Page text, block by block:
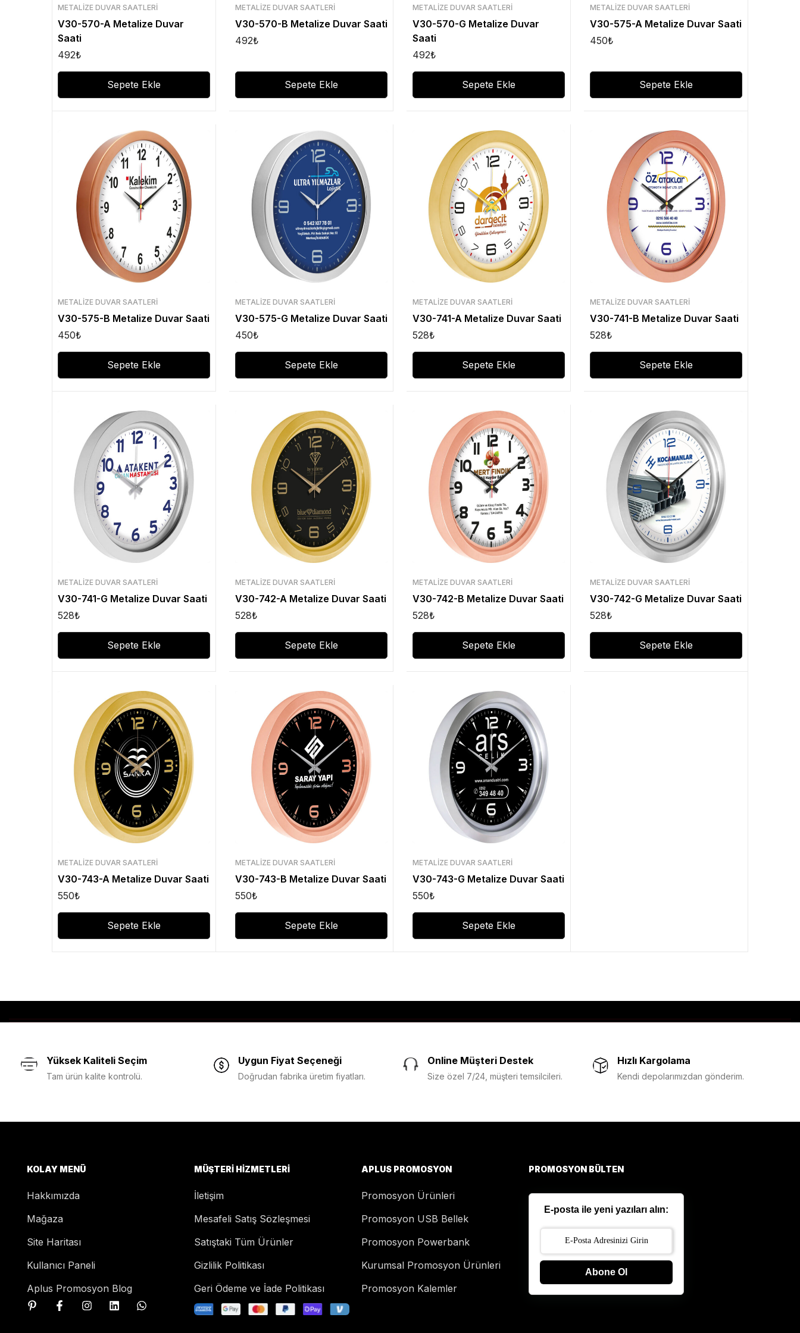
METALIZE DUVAR SAATLERI
V30-570-A Metalize Duvar
Saati
492₺
Sepete Ekle
METALIZE DUVAR SAATLERI
V30-570-B Metalize Duvar Saati
492₺
Sepete Ekle
METALIZE DUVAR SAATLERI
V30-570-G Metalize Duvar
Saati
492₺
Sepete Ekle
METALIZE DUVAR SAATLERI
V30-575-A Metalize Duvar Saati
450₺
Sepete Ekle
METALIZE DUVAR SAATLERI
V30-575-B Metalize Duvar Saati
450₺
Sepete Ekle
METALIZE DUVAR SAATLERI
V30-575-G Metalize Duvar Saati
450₺
Sepete Ekle
METALIZE DUVAR SAATLERI
V30-741-A Metalize Duvar Saati
528₺
Sepete Ekle
METALIZE DUVAR SAATLERI
V30-741-B Metalize Duvar Saati
528₺
Sepete Ekle
METALIZE DUVAR SAATLERI
V30-741-G Metalize Duvar Saati
528₺
Sepete Ekle
METALIZE DUVAR SAATLERI
V30-742-A Metalize Duvar Saati
528₺
Sepete Ekle
METALIZE DUVAR SAATLERI
V30-742-B Metalize Duvar Saati
528₺
Sepete Ekle
METALIZE DUVAR SAATLERI
V30-742-G Metalize Duvar Saati
528₺
Sepete Ekle
METALIZE DUVAR SAATLERI
V30-743-A Metalize Duvar Saati
550₺
Sepete Ekle
METALIZE DUVAR SAATLERI
V30-743-B Metalize Duvar Saati
550₺
Sepete Ekle
METALIZE DUVAR SAATLERI
V30-743-G Metalize Duvar Saati
550₺
Sepete Ekle
Yüksek Kaliteli Seçim
Tam ürün kalite kontrolü.
Uygun Fiyat Seçeneği
Doğrudan fabrika üretim fiyatları.
Online Müşteri Destek
Size özel 7/24, müşteri temsilcileri.
Hızlı Kargolama
Kendi depolarımızdan gönderim.
KOLAY MENÜ
Hakkımızda
Mağaza
Site Haritası
Kullanıcı Paneli
Aplus Promosyon Blog
MÜŞTERI HIZMETLERI
İletişim
Mesafeli Satış Sözleşmesi
Satıştaki Tüm Ürünler
Gizlilik Politikası
Geri Ödeme ve İade Politikası
APLUS PROMOSYON
Promosyon Ürünleri
Promosyon USB Bellek
Promosyon Powerbank
Kurumsal Promosyon Ürünleri
Promosyon Kalemler
PROMOSYON BÜLTEN
E-posta ile yeni yazıları alın:
Abone Ol